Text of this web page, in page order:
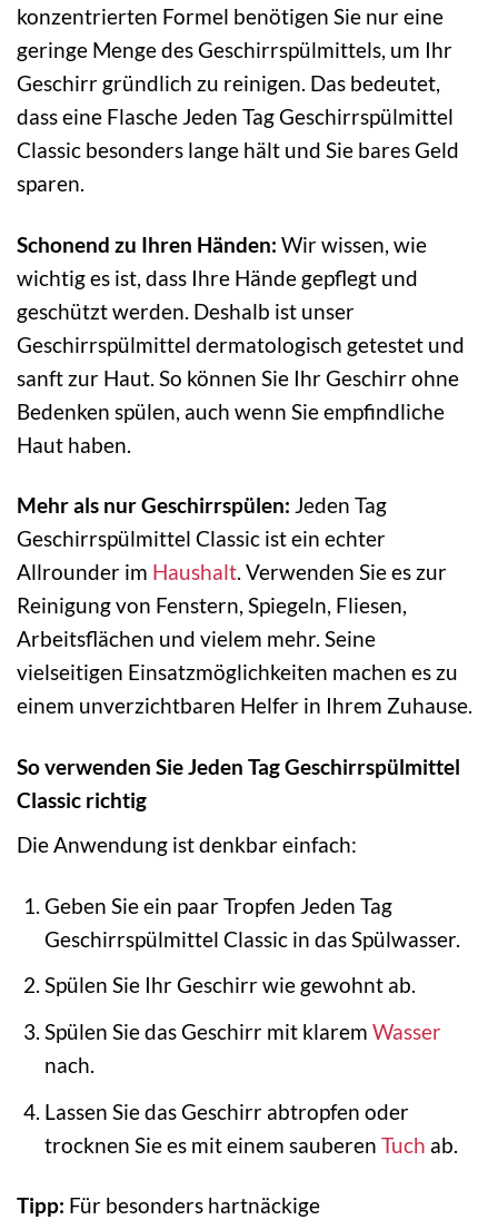
konzentrierten Formel benötigen Sie nur eine
geringe Menge des Geschirrspülmittels, um Ihr
Geschirr gründlich zu reinigen. Das bedeutet,
dass eine Flasche Jeden Tag Geschirrspülmittel
Classic besonders lange hält und Sie bares Geld
sparen.
Schonend zu Ihren Händen: Wir wissen, wie
wichtig es ist, dass Ihre Hände gepflegt und
geschützt werden. Deshalb ist unser
Geschirrspülmittel dermatologisch getestet und
sanft zur Haut. So können Sie Ihr Geschirr ohne
Bedenken spülen, auch wenn Sie empfindliche
Haut haben.
Mehr als nur Geschirrspülen: Jeden Tag
Geschirrspülmittel Classic ist ein echter
Allrounder im Haushalt. Verwenden Sie es zur
Reinigung von Fenstern, Spiegeln, Fliesen,
Arbeitsflächen und vielem mehr. Seine
vielseitigen Einsatzmöglichkeiten machen es zu
einem unverzichtbaren Helfer in Ihrem Zuhause.
So verwenden Sie Jeden Tag Geschirrspülmittel
Classic richtig
Die Anwendung ist denkbar einfach:
Geben Sie ein paar Tropfen Jeden Tag
Geschirrspülmittel Classic in das Spülwasser.
Spülen Sie Ihr Geschirr wie gewohnt ab.
Spülen Sie das Geschirr mit klarem Wasser
nach.
Lassen Sie das Geschirr abtropfen oder
trocknen Sie es mit einem sauberen Tuch ab.
Tipp: Für besonders hartnäckige